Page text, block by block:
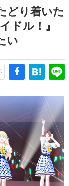
えた影響を探る企
トピック・タイト
ューや識者による
ーの青春〜
るマンガ家・田中圭
です。
力を画面や操作の
で骨太な評論連載
ムにまつわる言葉
文化史研究家・タ
どり着いた
ドル！』
い